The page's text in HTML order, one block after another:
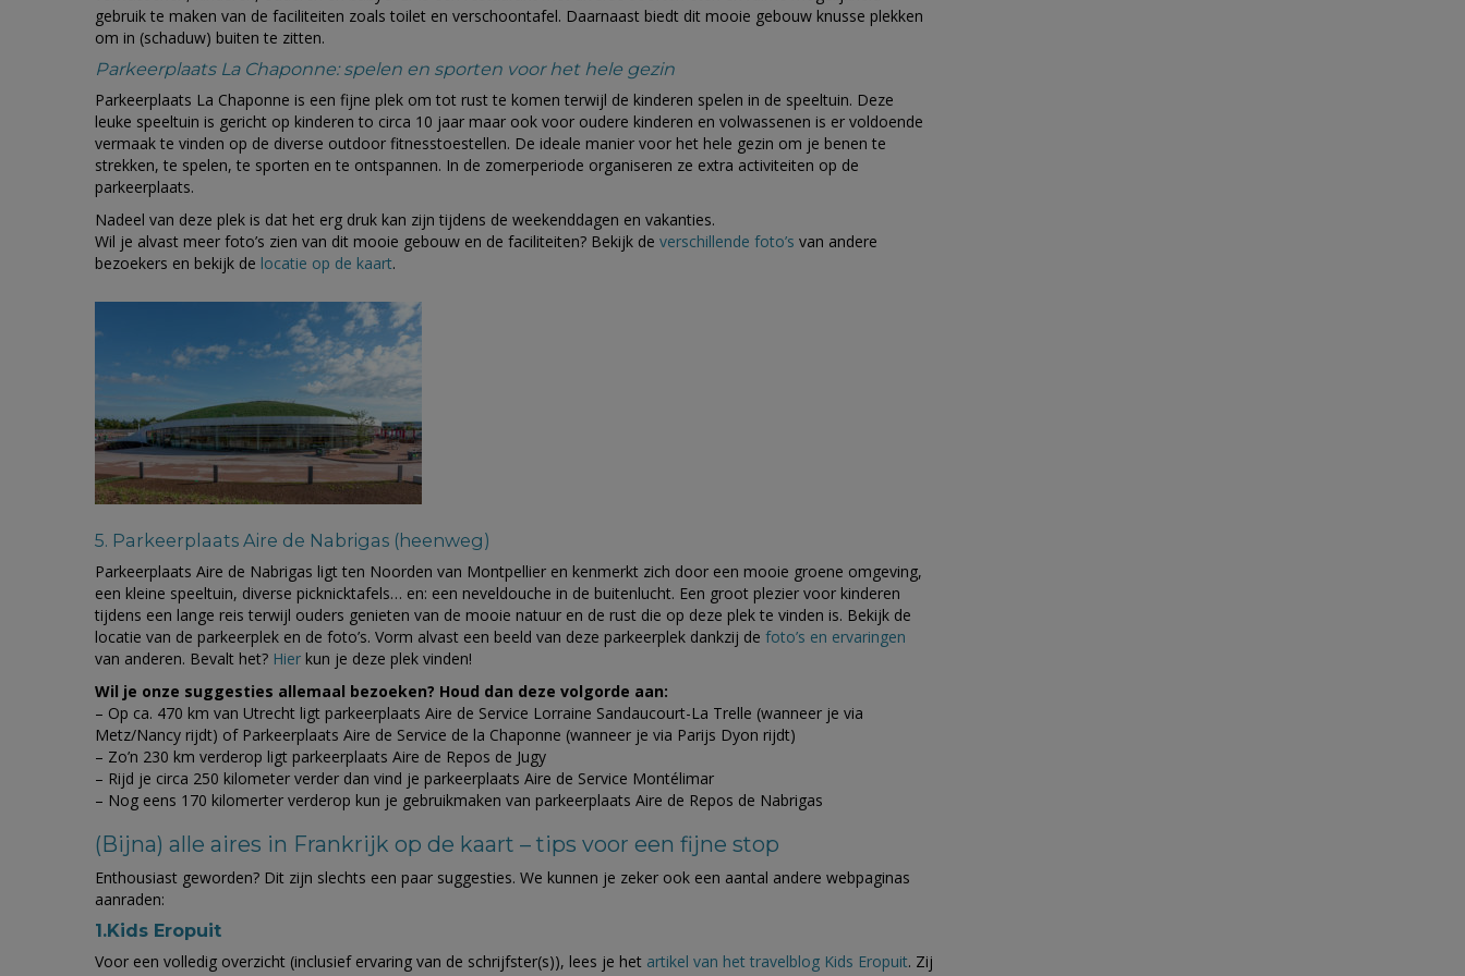
gebruik te maken van de faciliteiten zoals toilet en verschoontafel. Daarnaast biedt dit mooie gebouw knusse plekken
om in (schaduw) buiten te zitten.
Parkeerplaats La Chaponne: spelen en sporten voor het hele gezin
Parkeerplaats La Chaponne is een fijne plek om tot rust te komen terwijl de kinderen spelen in de speeltuin. Deze
leuke speeltuin is gericht op kinderen to circa 10 jaar maar ook voor oudere kinderen en volwassenen is er voldoende
vermaak te vinden op de diverse outdoor fitnesstoestellen. De ideale manier voor het hele gezin om je benen te
strekken, te spelen, te sporten en te ontspannen. In de zomerperiode organiseren ze extra activiteiten op de
parkeerplaats.
Nadeel van deze plek is dat het erg druk kan zijn tijdens de weekenddagen en vakanties.
Wil je alvast meer foto’s zien van dit mooie gebouw en de faciliteiten? Bekijk de verschillende foto’s van andere
bezoekers en bekijk de locatie op de kaart.
5. Parkeerplaats Aire de Nabrigas (heenweg)
Parkeerplaats Aire de Nabrigas ligt ten Noorden van Montpellier en kenmerkt zich door een mooie groene omgeving,
een kleine speeltuin, diverse picknicktafels… en: een neveldouche in de buitenlucht. Een groot plezier voor kinderen
tijdens een lange reis terwijl ouders genieten van de mooie natuur en de rust die op deze plek te vinden is. Bekijk de
locatie van de parkeerplek en de foto’s. Vorm alvast een beeld van deze parkeerplek dankzij de foto’s en ervaringen
van anderen. Bevalt het? Hier kun je deze plek vinden!
Wil je onze suggesties allemaal bezoeken? Houd dan deze volgorde aan:
– Op ca. 470 km van Utrecht ligt parkeerplaats Aire de Service Lorraine Sandaucourt-La Trelle (wanneer je via
Metz/Nancy rijdt) of Parkeerplaats Aire de Service de la Chaponne (wanneer je via Parijs Dyon rijdt)
– Zo’n 230 km verderop ligt parkeerplaats Aire de Repos de Jugy
– Rijd je circa 250 kilometer verder dan vind je parkeerplaats Aire de Service Montélimar
– Nog eens 170 kilomerter verderop kun je gebruikmaken van parkeerplaats Aire de Repos de Nabrigas
(Bijna) alle aires in Frankrijk op de kaart – tips voor een fijne stop
Enthousiast geworden? Dit zijn slechts een paar suggesties. We kunnen je zeker ook een aantal andere webpaginas
aanraden:
1.Kids Eropuit
Voor een volledig overzicht (inclusief ervaring van de schrijfster(s)), lees je het artikel van het travelblog Kids Eropuit. Zij